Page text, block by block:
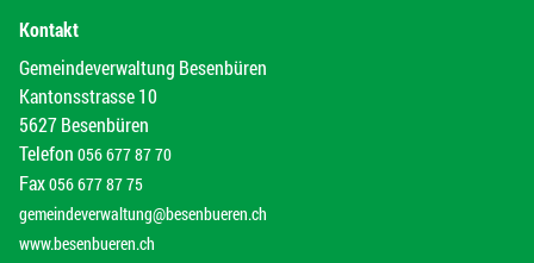
Kontakt
Gemeindeverwaltung Besenbüren
Kantonsstrasse 10
5627 Besenbüren
Telefon 056 677 87 70
Fax056 677 87 75
gemeindeverwaltung@besenbueren.ch
www.besenbueren.ch